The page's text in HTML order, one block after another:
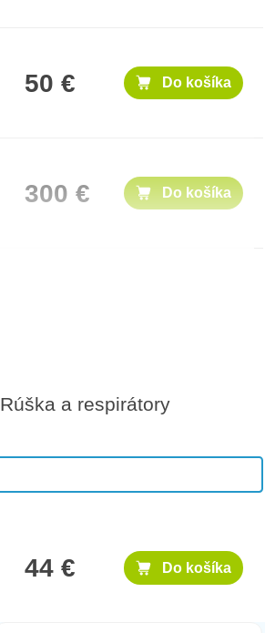
50 € Do košíka
300 € Do košíka
25 € Do košíka
Rúška a respirátory
44 € Do košíka